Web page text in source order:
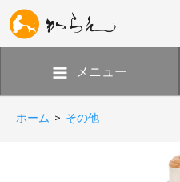
メニュー
ホーム > その他